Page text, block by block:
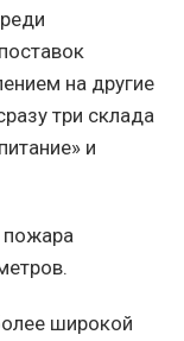
на другие
три склада
и
широкой